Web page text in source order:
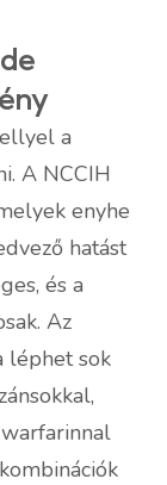
a
A NCCIH
enyhe
hatást
és a
Az
léphet sok